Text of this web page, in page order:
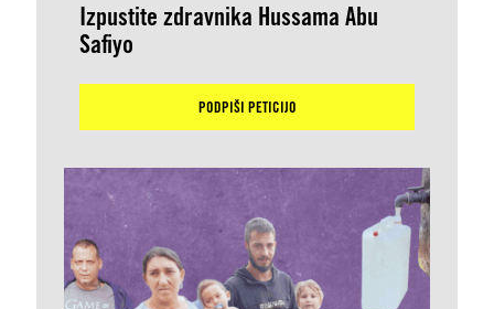
Izpustite zdravnika Hussama Abu
Safiyo
PODPIŠI PETICIJO